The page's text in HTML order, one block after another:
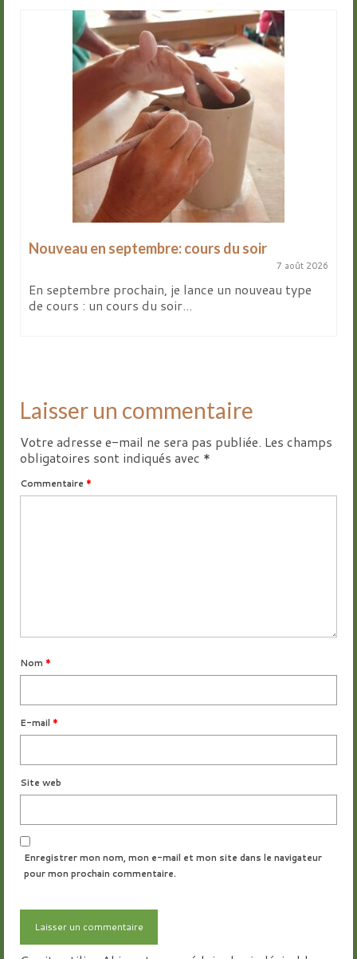
Nouveau en septembre: cours du soir
7 août 2026
En septembre prochain, je lance un nouveau type
de cours : un cours du soir...
Laisser un commentaire
Votre adresse e-mail ne sera pas publiée. Les champs
obligatoires sont indiqués avec *
Commentaire *
Nom *
E-mail *
Site web
Enregistrer mon nom, mon e-mail et mon site dans le navigateur
pour mon prochain commentaire.